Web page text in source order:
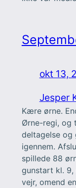
okt 13,
Jesper
Kære ørne.
Ørne-regi, og
deltagelse og
igennem.
spillede 88
gunstart kl. 9,
vejr, omend